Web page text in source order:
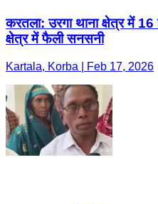
करतला: उरगा थाना क्षेत्र में
क्षेत्र में फैली सनसनी
Kartala, Korba | Feb 17, 2026